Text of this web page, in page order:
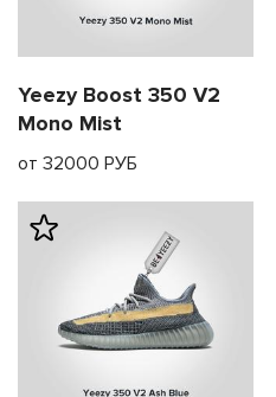
Yeezy Boost 350 V2
Mono Mist
от 32000 РУБ